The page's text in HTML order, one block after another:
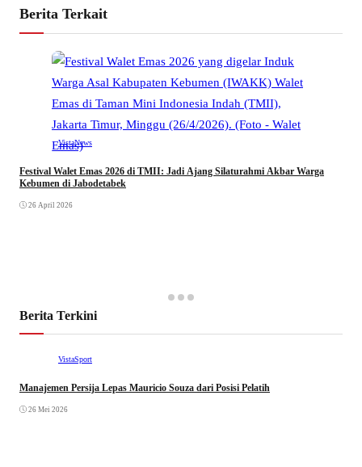
Berita Terkait
VistaNews
Festival Walet Emas 2026 di TMII: Jadi Ajang Silaturahmi Akbar Warga
Kebumen di Jabodetabek
26 April 2026
Berita Terkini
VistaSport
Manajemen Persija Lepas Mauricio Souza dari Posisi Pelatih
26 Mei 2026